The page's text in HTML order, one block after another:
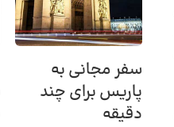
سفر مجانی به
پاریس برای چند
دقیقه